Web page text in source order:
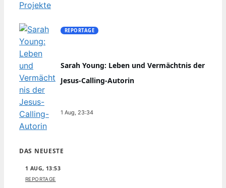
REPORTAGE
Sarah Young: Leben und Vermächtnis der
Jesus-Calling-Autorin
1 Aug, 23:34
DAS NEUESTE
1 AUG, 13:53
REPORTAGE